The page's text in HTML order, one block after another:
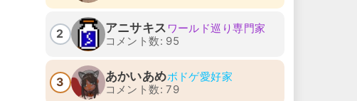
2 アニサキス ワールド巡り専門家
コメント数: 95
3 あかいあめボドゲ愛好家
コメント数: 79